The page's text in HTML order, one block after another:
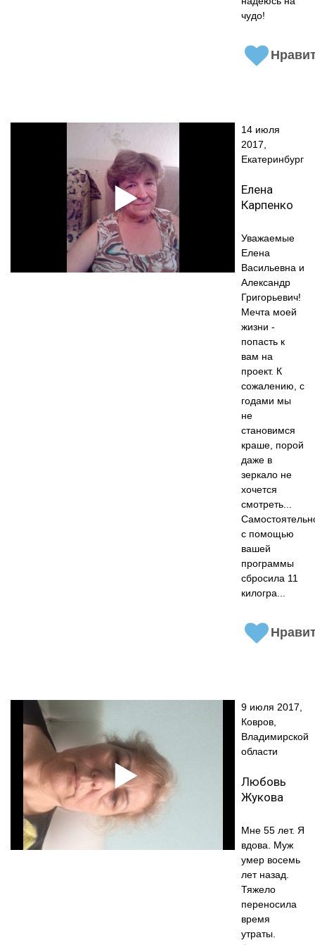
чудо!
14 июля
2017,
Екатеринбург
Елена
Карпенко
Уважаемые
Елена
Васильевна и
Александр
Григорьевич!
Мечта моей
жизни -
попасть к
вам на
проект. К
сожалению, с
годами мы
не
становимся
краше, порой
даже в
зеркало не
хочется
смотреть...
с помощью
вашей
программы
сбросила 11
килогра...
9 июля 2017,
Ковров,
Владимирской
области
Любовь
Жукова
Мне 55 лет. Я
вдова. Муж
умер восемь
лет назад.
Тяжело
переносила
время
утраты.